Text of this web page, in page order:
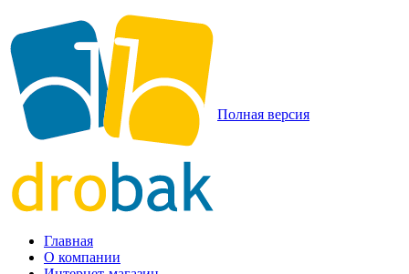
Полная версия
Главная
О компании